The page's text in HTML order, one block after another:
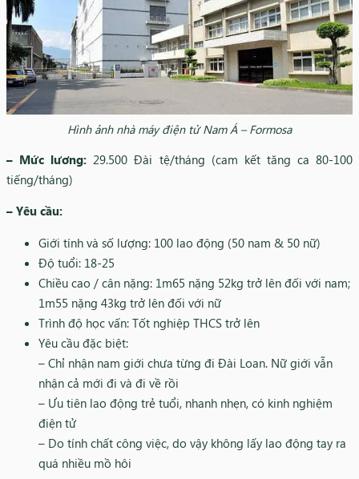
Hình ảnh nhà máy điện tử Nam Á – Formosa
– Mức lương: 29.500 Đài tệ/tháng (cam kết tăng ca 80-100
tiếng/tháng)
– Yêu cầu:
Giới tính và số lượng: 100 lao động (50 nam & 50 nữ)
Độ tuổi: 18-25
Chiều cao / cân nặng: 1m65 nặng 52kg trở lên đối với nam;
1m55 nặng 43kg trở lên đối với nữ
Trình độ học vấn: Tốt nghiệp THCS trở lên
Yêu cầu đặc biệt:
– Chỉ nhận nam giới chưa từng đi Đài Loan. Nữ giới vẫn
nhận cả mới đi và đi về rồi
– Ưu tiên lao động trẻ tuổi, nhanh nhẹn, có kinh nghiệm
điện tử
– Do tính chất công việc, do vậy không lấy lao động tay ra
quá nhiều mồ hôi